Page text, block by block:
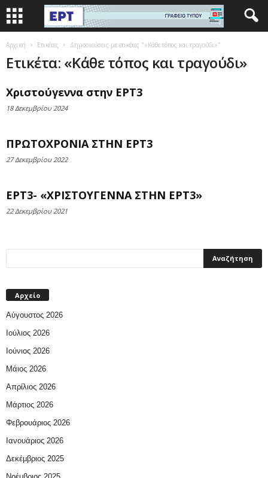
Αρχική Ετικέτες Δημοσιεύσεις με ετικέτες "«Κάθε τόπος και τραγούδι»"
Ετικέτα: «Κάθε τόπος και τραγούδι»
Χριστούγεννα στην ΕΡΤ3
18 Δεκεμβρίου 2024
ΠΡΩΤΟΧΡΟΝΙΑ ΣΤΗΝ ΕΡΤ3
27 Δεκεμβρίου 2022
ΕΡΤ3- «ΧΡΙΣΤΟΥΓΕΝΝΑ ΣΤΗΝ ΕΡΤ3»
22 Δεκεμβρίου 2021
Αρχείο
Αύγουστος 2026
Ιούλιος 2026
Ιούνιος 2026
Μάιος 2026
Απρίλιος 2026
Μάρτιος 2026
Φεβρουάριος 2026
Ιανουάριος 2026
Δεκέμβριος 2025